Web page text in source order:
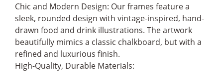
Chic and Modern Design: Our frames feature a
sleek, rounded design with vintage-inspired, hand-
drawn food and drink illustrations. The artwork
beautifully mimics a classic chalkboard, but with a
refined and luxurious finish.
High-Quality, Durable Materials: